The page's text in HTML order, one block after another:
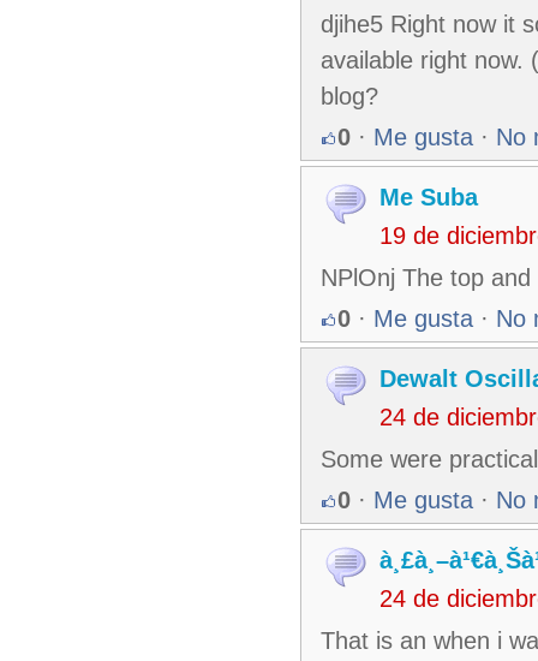
djihe5 Right now it
available right now.
blog?
0 · Me gusta · No
Me Suba
19 de
NPlOnj The top
0 · Me gusta · No
Dewalt
24 de
Some were
0 · Me gusta · No
24 de
That is an when i